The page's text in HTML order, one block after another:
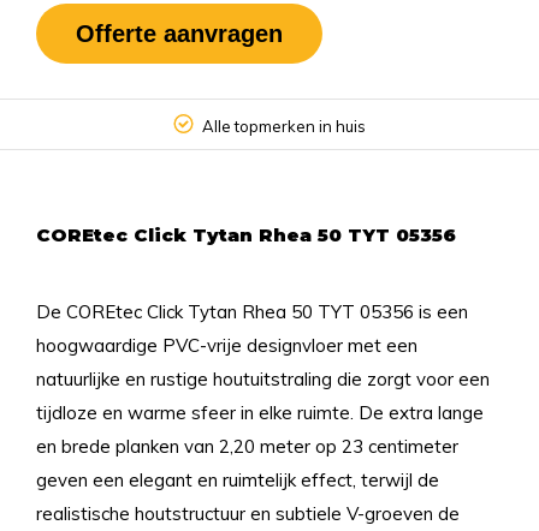
Offerte aanvragen
Alle topmerken in huis
COREtec Click Tytan Rhea 50 TYT 05356
De COREtec Click Tytan Rhea 50 TYT 05356 is een
hoogwaardige PVC-vrije designvloer met een
natuurlijke en rustige houtuitstraling die zorgt voor een
tijdloze en warme sfeer in elke ruimte. De extra lange
en brede planken van 2,20 meter op 23 centimeter
geven een elegant en ruimtelijk effect, terwijl de
realistische houtstructuur en subtiele V-groeven de